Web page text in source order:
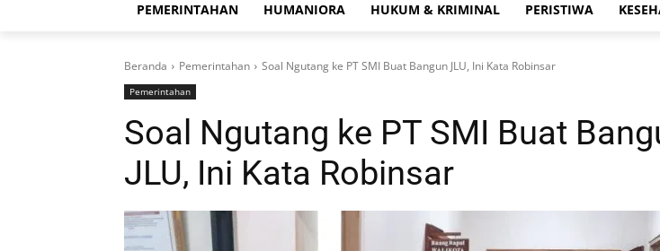
PEMERINTAHAN HUMANIORA HUKUM & KRIMINAL PERISTIWA
Beranda Pemerintahan Soal Ngutang ke PT SMI Buat Bangun JLU, Ini Kata Robinsar
Pemerintahan
Soal Ngutang ke PT SMI Buat
JLU, Ini Kata Robinsar